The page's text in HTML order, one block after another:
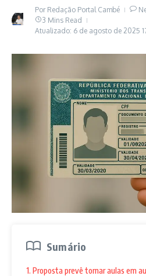
Por Redação Portal Cambé
3 Mins Read
Atualizado: 6 de agosto de 2025
Sumário
1. Proposta prevê tornar aulas em